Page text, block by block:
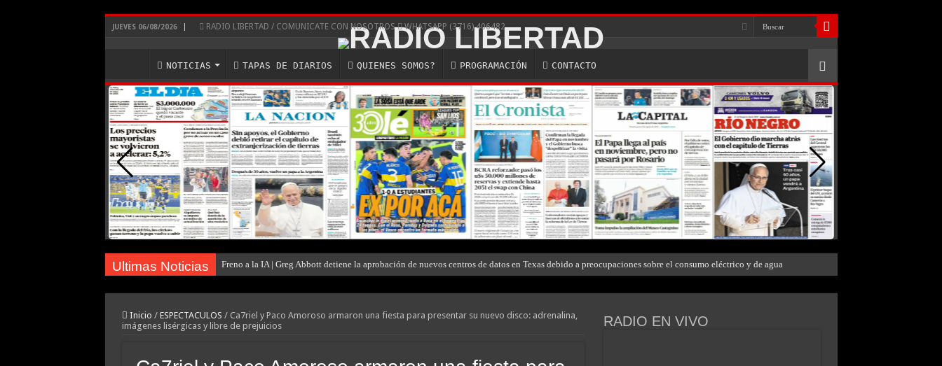
JUEVES 06/08/2026 RADIO LIBERTAD / COMUNICATE CON NOSOTROS WHATSAPP (3716) 406482
NOTICIAS TAPAS DE DIARIOS QUIENES SOMOS? PROGRAMACIÓN CONTACTO
Ultimas Noticias Freno a la IA | Greg Abbott detiene la aprobación de nuevos centros de datos en Texas debido a preocupaciones sobre el consumo eléctrico y de agua
Examen toxicológico confirma consumo de cocaína de Candela Arizaga
A un año del caso del preceptor que mató a su hijo, marchan al Congreso contra la violencia vicaria
Inicio / ESPECTACULOS / Ca7riel y Paco Amoroso armaron una fiesta para presentar su nuevo disco: adrenalina,
imágenes lisérgicas y libre de prejuicios
RADIO EN VIVO